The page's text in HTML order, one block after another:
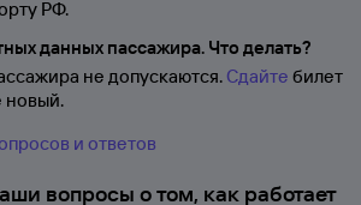
РФ.
данных пассажира. Что делать?
не допускаются. Сдайте билет
новый.
и ответов
вопросы о том, как работает